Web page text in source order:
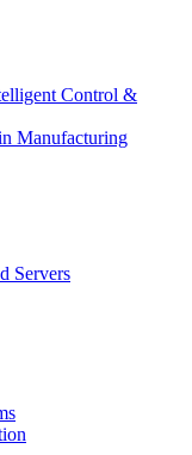
Control &
Manufacturing
Servers